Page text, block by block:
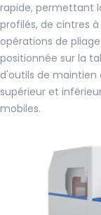
rapide, permettant
profilés, de cintres
opérations de
positionnée sur la
d'outils de maintien
supérieur et
mobiles.